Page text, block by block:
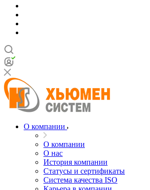
О компании
О компании
О нас
История компании
Статусы и сертификаты
Система качества ISO